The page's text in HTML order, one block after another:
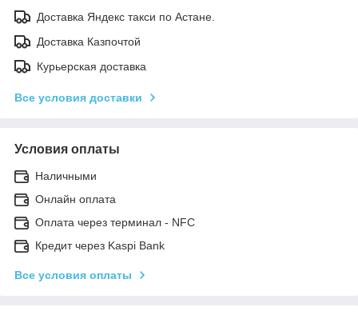
Доставка Яндекс такси по Астане.
Доставка Казпочтой
Курьерская доставка
Все условия доставки
Условия оплаты
Наличными
Онлайн оплата
Оплата через терминал - NFC
Кредит через Kaspi Bank
Все условия оплаты